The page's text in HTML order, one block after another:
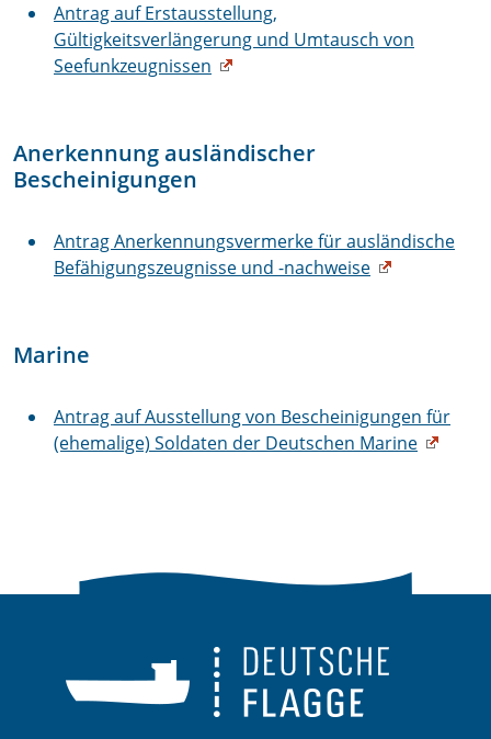
Antrag auf Erstausstellung,
Gültigkeitsverlängerung und Umtausch von
Seefunkzeugnissen
Anerkennung ausländischer
Bescheinigungen
Antrag Anerkennungsvermerke für ausländische
Befähigungszeugnisse und -nachweise
Marine
Antrag auf Ausstellung von Bescheinigungen für
(ehemalige) Soldaten der Deutschen Marine